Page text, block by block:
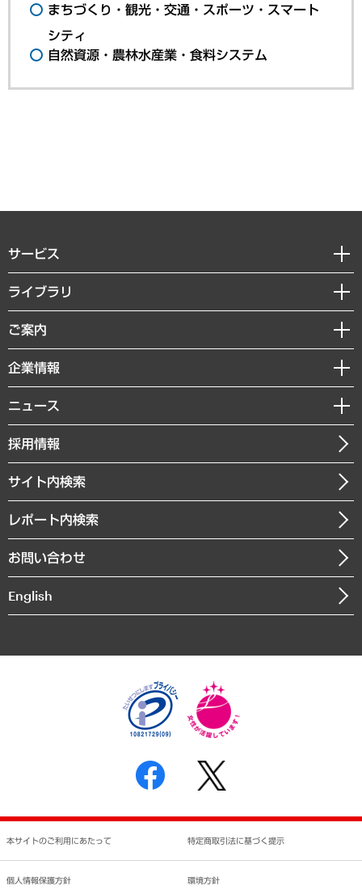
まちづくり・観光・交通・スポーツ・スマート
シティ
自然資源・農林水産業・食料システム
サービス
経営戦略
組織・人事戦略
デジタルイノベーション
共生・ダイバーシティ
GRC（ガバナンス・リスク・コンプライアンス）・防災（政策）
経済・産業・雇用・労働
まちづくり・観光・交通・スポーツ・スマートシティ
自然資源・農林水産業・食料システム
ライブラリ
経済調査
レポート
コラム
経営用語集
受託・受注実績（官公庁関連）
メディア掲載・出演
ご案内
セミナー・イベント情報
MUFGビジネスセミナー
受託案件情報
企業情報
私たちの想い
社長メッセージ
会社概要
沿革
組織図・本部部室紹介
インドネシア現地法人
個人情報保護方針
反社会的勢力に対する基本方針
書面による個人情報の開示等の請求の手続きについて
ニュース
ニュースリリース
お知らせ
採用情報
サイト内検索
レポート内検索
お問い合わせ
English
本サイトのご利用にあたって 特定商取引法に基づく提示
個人情報保護方針 環境方針